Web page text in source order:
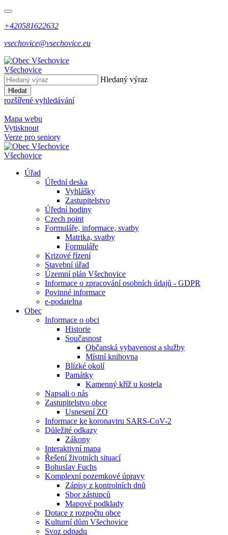
+420581622632
vsechovice@vsechovice.eu
Všechovice
Hledaný výraz
Hledat
rozšířené vyhledávání
Mapa webu
Vytisknout
Verze pro seniory
Všechovice
Úřad
Úřední deska
Vyhlášky
Zastupitelstvo
Úřední hodiny
Czech point
Formuláře, informace, svatby
Matrika, svatby
Formuláře
Krizové řízení
Stavební úřad
Územní plán Všechovice
Informace o zpracování osobních údajů - GDPR
Povinné informace
e-podatelna
Obec
Informace o obci
Historie
Současnost
Občanská vybavenost a služby
Místní knihovna
Blízké okolí
Památky
Kamenný kříž u kostela
Napsali o nás
Zastupitelstvo obce
Usnesení ZO
Informace ke koronaviru SARS-CoV-2
Důležité odkazy
Zákony
Interaktivní mapa
Řešení životních situací
Bohuslav Fuchs
Komplexní pozemkové úpravy
Zápisy z kontrolních dnů
Sbor zástupců
Mapové podklady
Dotace z rozpočtu obce
Kulturní dům Všechovice
Svoz odpadu